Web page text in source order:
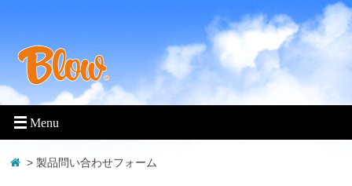
> 製品問い合わせフォーム